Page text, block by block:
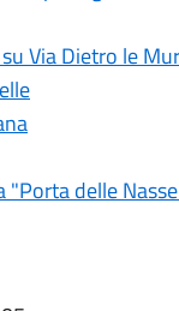
Via Dietro le
delle